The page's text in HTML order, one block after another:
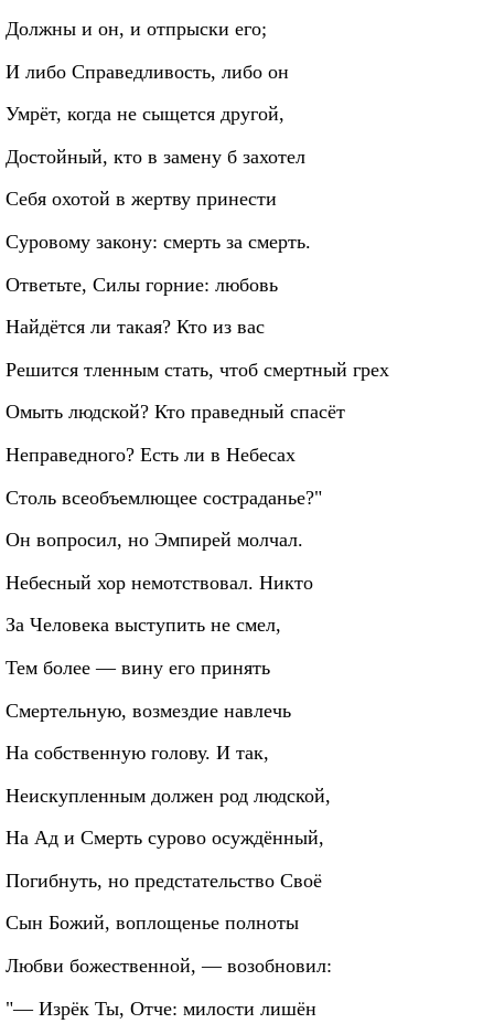
Должны и он, и отпрыски его;
И либо Справедливость, либо он
Умрёт, когда не сыщется другой,
Достойный, кто в замену б захотел
Себя охотой в жертву принести
Суровому закону: смерть за смерть.
Ответьте, Силы горние: любовь
Найдётся ли такая? Кто из вас
Решится тленным стать, чтоб смертный грех
Омыть людской? Кто праведный спасёт
Неправедного? Есть ли в Небесах
Столь всеобъемлющее состраданье?"
Он вопросил, но Эмпирей молчал.
Небесный хор немотствовал. Никто
За Человека выступить не смел,
Тем более — вину его принять
Смертельную, возмездие навлечь
На собственную голову. И так,
Неискупленным должен род людской,
На Ад и Смерть сурово осуждённый,
Погибнуть, но предстательство Своё
Сын Божий, воплощенье полноты
Любви божественной, — возобновил:
"— Изрёк Ты, Отче: милости лишён